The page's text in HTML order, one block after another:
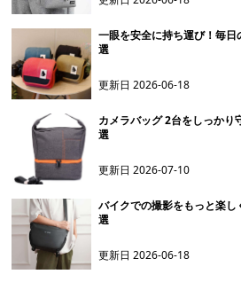
一眼を安全に持ち運び！毎
選
更新日2026-06-18
カメラバッグ 2台をしっかり
選
更新日2026-07-10
バイクでの撮影をもっと楽
選
更新日2026-06-18